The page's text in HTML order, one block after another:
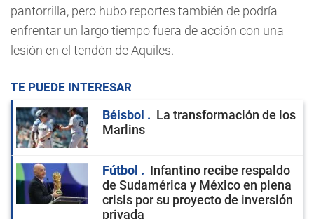
pantorrilla, pero hubo reportes también de podría
enfrentar un largo tiempo fuera de acción con una
lesión en el tendón de Aquiles.
TE PUEDE INTERESAR
Béisbol
La transformación de los
Marlins
Fútbol
Infantino recibe respaldo
de Sudamérica y México en plena
crisis por su proyecto de inversión
privada